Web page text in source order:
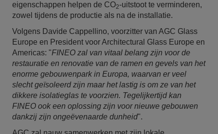
eigenschappen helpen de CO2-uitstoot te verminderen,
zowel tijdens de productie als na de installatie.
Volgens Davide Cappellino, voorzitter van AGC Glass
Europe en President voor Architectural Glass Europe en
Americas: "FINEO zal van vitaal belang zijn voor de
restauratie en renovatie van de ramen en gevels van het
enorme gebouwenpark in Europa, waarvan er veel
slecht geïsoleerd zijn maar het lastig is om ze van het
dikkere isolatieglas te voorzien. Tegelijkertijd kan
FINEO ook een oplossing zijn voor nieuwe gebouwen
dankzij zijn ongeëvenaarde dunheid".